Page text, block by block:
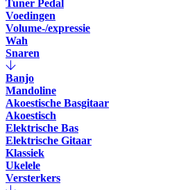
Tuner Pedal
Voedingen
Volume-/expressie
Wah
Snaren
Banjo
Mandoline
Akoestische Basgitaar
Akoestisch
Elektrische Bas
Elektrische Gitaar
Klassiek
Ukelele
Versterkers